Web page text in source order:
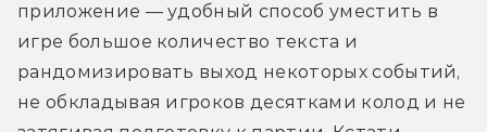
приложение — удобный способ уместить в
игре большое количество текста и
рандомизировать выход некоторых событий,
не обкладывая игроков десятками колод и не